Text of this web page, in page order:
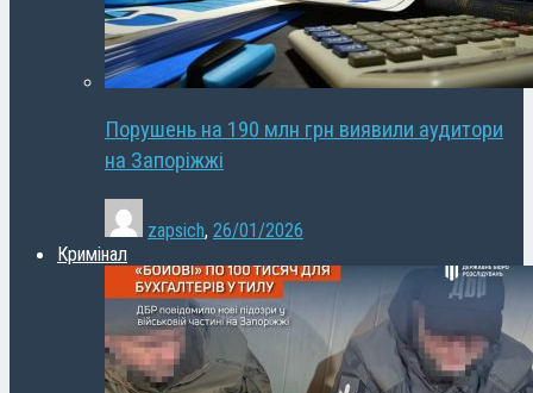
Порушень на 190 млн грн виявили аудитори
на Запоріжжі
zapsich, 26/01/2026
Кримінал